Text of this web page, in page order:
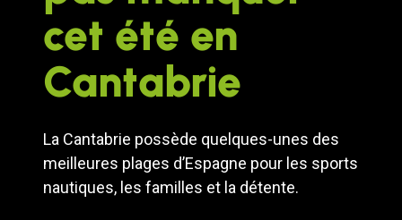
cet été en
Cantabrie
La Cantabrie possède quelques-unes des
meilleures plages d’Espagne pour les sports
nautiques, les familles et la détente.